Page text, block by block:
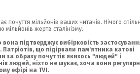
почуття мільйонів ваших читачів. Нічого
жертв сталінізму.
підтверджує вибірковість
що підірвали пам'ятника катові
за образу почуттів якихось "людей" і
людей, ніхто не шукає, хоча вони
ефірі на TVI.